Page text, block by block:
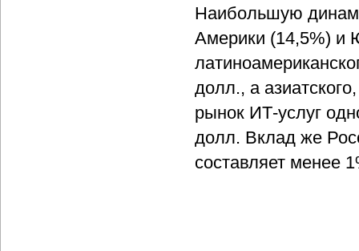
Наибольшую
Америки (14,5%) и
долл., а
рынок ИТ-услуг
долл. Вклад же
составляет менее